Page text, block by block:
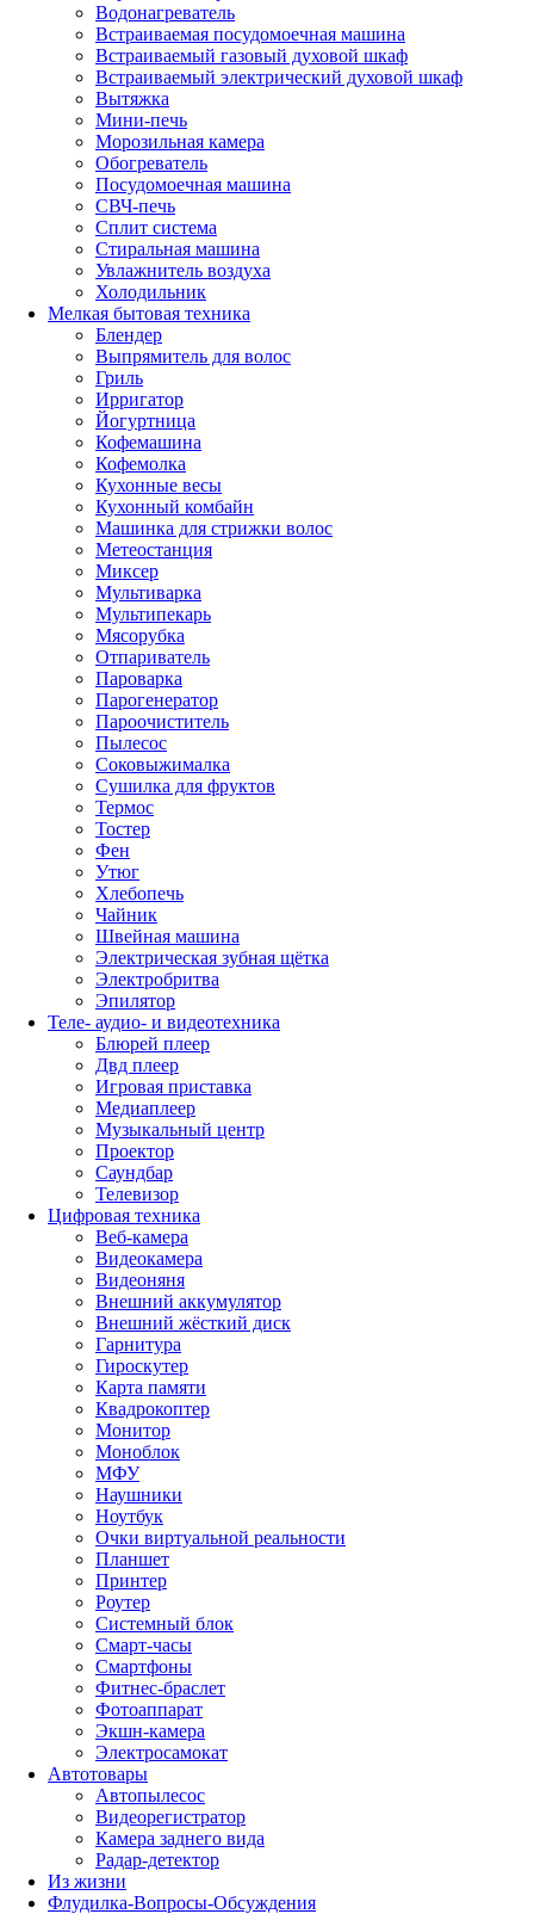
Водонагреватель
Встраиваемая посудомоечная машина
Встраиваемый газовый духовой шкаф
Встраиваемый электрический духовой шкаф
Вытяжка
Мини-печь
Морозильная камера
Обогреватель
Посудомоечная машина
СВЧ-печь
Сплит система
Стиральная машина
Увлажнитель воздуха
Холодильник
Мелкая бытовая техника
Блендер
Выпрямитель для волос
Гриль
Ирригатор
Йогуртница
Кофемашина
Кофемолка
Кухонные весы
Кухонный комбайн
Машинка для стрижки волос
Метеостанция
Миксер
Мультиварка
Мультипекарь
Мясорубка
Отпариватель
Пароварка
Парогенератор
Пароочиститель
Пылесос
Соковыжималка
Сушилка для фруктов
Термос
Тостер
Фен
Утюг
Хлебопечь
Чайник
Швейная машина
Электрическая зубная щётка
Электробритва
Эпилятор
Теле- аудио- и видеотехника
Блюрей плеер
Двд плеер
Игровая приставка
Медиаплеер
Музыкальный центр
Проектор
Саундбар
Телевизор
Цифровая техника
Веб-камера
Видеокамера
Видеоняня
Внешний аккумулятор
Внешний жёсткий диск
Гарнитура
Гироскутер
Карта памяти
Квадрокоптер
Монитор
Моноблок
МФУ
Наушники
Ноутбук
Очки виртуальной реальности
Планшет
Принтер
Роутер
Системный блок
Смарт-часы
Смартфоны
Фитнес-браслет
Фотоаппарат
Экшн-камера
Электросамокат
Автотовары
Автопылесос
Видеорегистратор
Камера заднего вида
Радар-детектор
Из жизни
Флудилка-Вопросы-Обсуждения